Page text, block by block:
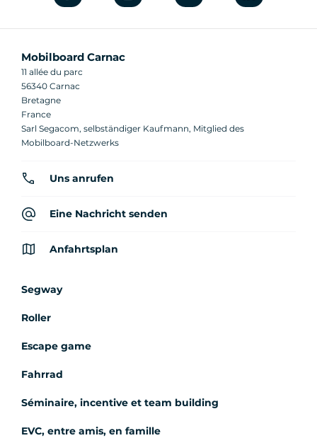
Mobilboard Carnac
11 allée du parc
56340 Carnac
Bretagne
France
Sarl Segacom, selbständiger Kaufmann, Mitglied des
Mobilboard-Netzwerks
Uns anrufen
Eine Nachricht senden
Anfahrtsplan
Segway
Roller
Escape game
Fahrrad
Séminaire, incentive et team building
EVC, entre amis, en famille